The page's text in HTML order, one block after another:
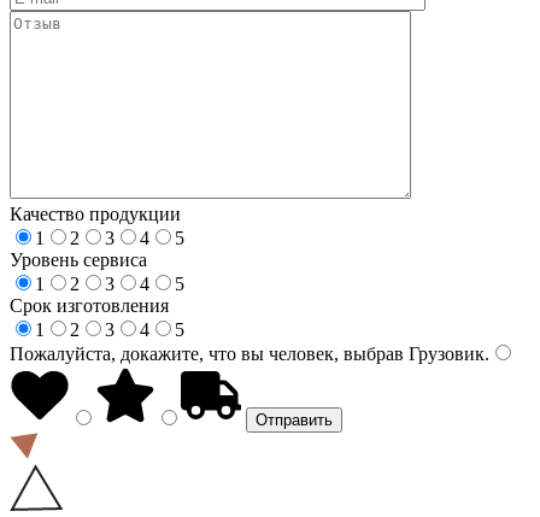
Качество продукции
1
2 3 4
5
Уровень сервиса
1
2 3 4
5
Срок изготовления
1
2 3 4
5
Пожалуйста, докажите, что вы человек, выбрав Грузовик.